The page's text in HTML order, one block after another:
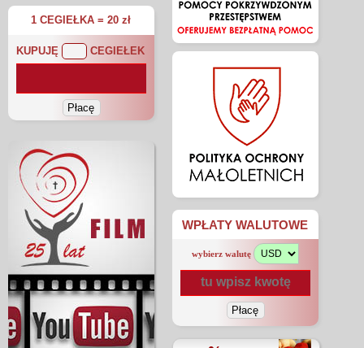
1 CEGIEŁKA = 20 zł
KUPUJĘ CEGIEŁEK
WPŁATY WALUTOWE
wybierz walutę